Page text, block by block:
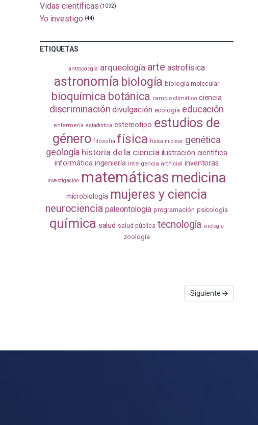
Siguiente
Vidas científicas (1092)
Yo investigo (44)
ETIQUETAS
antropología arqueología arte astrofísica
astronomía biología biología molecular
bioquímica botánica cambio climático ciencia
discriminación divulgación ecología educación
enfermería estadistica estereotipo estudios de
género filosofía física física nuclear genética
geología historia de la ciencia ilustración científica
informática ingeniería inteligencia artificial inventoras
investigación matemáticas medicina
microbiología mujeres y ciencia
neurociencia paleontología programación psicología
química salud salud pública tecnología virología
zoología